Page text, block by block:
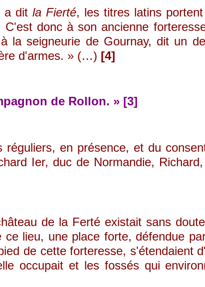
a ditla Fierté, les titres latins
C'est donc à son ancienne
seigneurie de Gournay, dit un
d'armes. » (…) [4]
de Rollon. » [3]
en présence, et du
Ier, duc de Normandie,
de la Ferté existait sans
lieu, une place forte, défendue
de cette forteresse, s'étendaient
occupait et les fossés qui